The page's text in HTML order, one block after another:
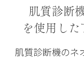
肌質診断
を使用した
肌質診断機のネ